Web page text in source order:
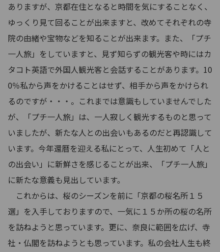
ありますが、京都在住となると時間を気にすることなく、
ゆっくり見て回ることが出来ますと、改めてそれぞれの寺
院の由緒や宝物などを知ることが出来ます。また、「プチ
一人旅」をしていますと、見ず知らずの観光客や時にはカ
タコト英語で外国人観光客と会話することがあります。10
0％私から声をかけることはせず、相手から声をかけられ
るのですが・・・。これまでは意識もしていませんでした
が、「プチ一人旅」は、一人寂しく観光するものと思って
いましたが、新たな人との出会いもあるのだと再認識して
います。今年還暦を迎える私にとって、人生初めて「人と
の出会い」に新鮮さを感じることが出来、「プチ一人旅」
に新たな意義も見出しています。
これからは、桜のシーズンを前に「京都の桜名所１５
選」を入手しておりますので、一気に１５か所の桜の名所
を訪ねようと思っています。更に、奈良に範囲を広げ、寺
社・仏閣を訪ねようとも思っています。私の会社人生も終